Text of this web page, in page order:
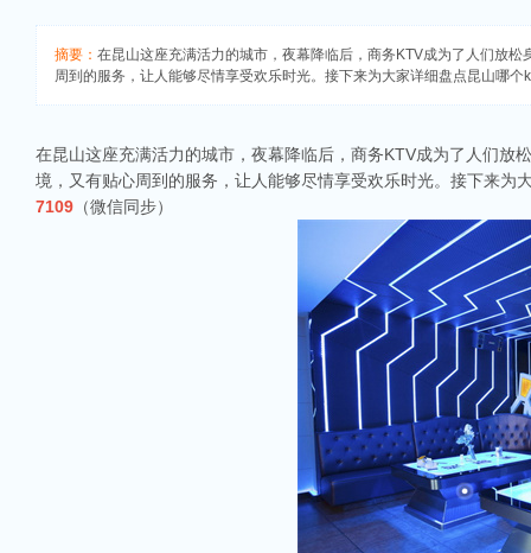
摘要： 在昆山这座充满活力的城市，夜幕降临后，商务KTV成为了人们放
周到的服务，让人能够尽情享受欢乐时光。接下来为大家详细盘点昆山哪
在昆山这座充满活力的城市，夜幕降临后，商务KTV成为了人们放
境，又有贴心周到的服务，让人能够尽情享受欢乐时光。接下来
7109 （微信同步）